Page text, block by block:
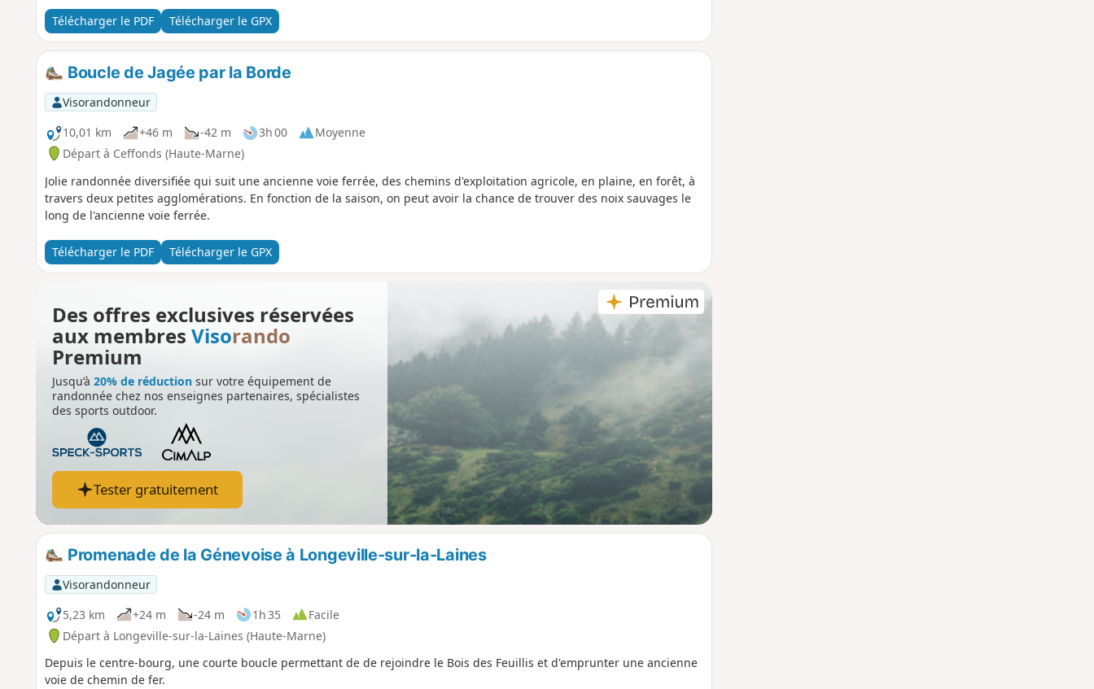
Télécharger le PDF Télécharger le GPX
Boucle de Jagée par la Borde
Visorandonneur
10,01 km
+46 m -42 m 3h 00
Moyenne
Départ à Ceffonds (Haute-Marne)
Jolie randonnée diversifiée qui suit une ancienne voie ferrée, des chemins d'exploitation agricole, en plaine, en forêt, à
travers deux petites agglomérations. En fonction de la saison, on peut avoir la chance de trouver des noix sauvages le
long de l'ancienne voie ferrée.
Télécharger le PDF Télécharger le GPX
Des offres exclusives réservées
aux membres Visorando
Premium
Jusqu’à 20% de réductionsur votre équipement de
randonnée chez nos enseignes partenaires, spécialistes
des sports outdoor.
Tester gratuitement
Promenade de la Génevoise à Longeville-sur-la-Laines
Visorandonneur
5,23 km
+24 m -24 m 1h 35
Facile
Départ à Longeville-sur-la-Laines (Haute-Marne)
Depuis le centre-bourg, une courte boucle permettant de de rejoindre le Bois des Feuillis et d'emprunter une ancienne
voie de chemin de fer.